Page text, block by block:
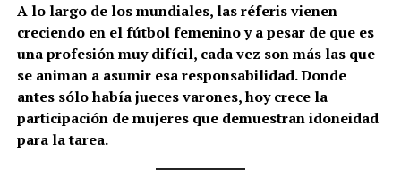
A lo largo de los mundiales, las réferis vienen
creciendo en el fútbol femenino y a pesar de que es
una profesión muy difícil, cada vez son más las que
se animan a asumir esa responsabilidad. Donde
antes sólo había jueces varones, hoy crece la
participación de mujeres que demuestran idoneidad
para la tarea.